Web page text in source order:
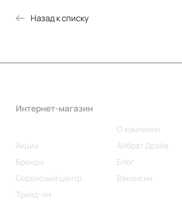
Назад к списку
Интернет-магазин
Акции
Бренды
Сервисный центр
Трейд-ин
О компании
Айбрат Драйв
Блог
Вакансии